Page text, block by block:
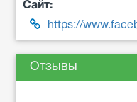
Сайт:
https://
Отзывы